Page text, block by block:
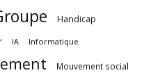
Handicap
IA Informatique
Mouvement social